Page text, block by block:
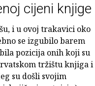
cijeni knjige
i u ovoj trakavici oko
se izgubilo barem
pozicija onih koji su
tržištu knjiga i
su došli svojim